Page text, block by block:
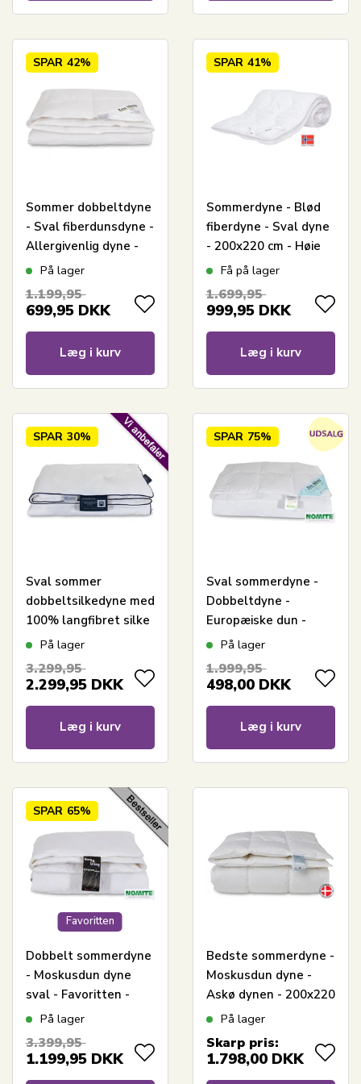
SPAR 42%
Sommer dobbeltdyne
- Sval fiberdunsdyne -
Allergivenlig dyne -
200x220 cm - Zen
På lager
1.199,95
699,95 DKK
Læg i kurv
SPAR 41%
Sommerdyne - Blød
fiberdyne - Sval dyne
- 200x220 cm - Høie
dyne Gemini
Få på lager
1.699,95
999,95 DKK
Læg i kurv
SPAR 30%
Sval sommer
dobbeltsilkedyne med
100% langfibret silke
- 200x220 cm - Nordic
På lager
3.299,95
2.299,95 DKK
Læg i kurv
SPAR 75%
Sval sommerdyne -
Dobbeltdyne -
Europæiske dun -
200x220 cm - Zen
På lager
1.999,95
498,00 DKK
Læg i kurv
Favoritten
SPAR 65%
Dobbelt sommerdyne
- Moskusdun dyne
sval - Favoritten -
200x220 cm - Bedste
moskusdun
På lager
3.399,95
1.199,95 DKK
Bedste sommerdyne -
Moskusdun dyne -
Askø dynen - 200x220
cm - Quilts Of
På lager
Skarp pris:
1.798,00 DKK